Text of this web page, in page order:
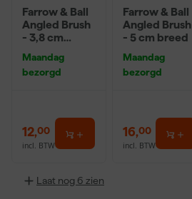
Farrow & Ball
Angled Brush
- 3,8 cm
Maandag
bezorgd
12,00
incl. BTW
Farrow & Ball
Angled Brush
- 5 cm breed
Maandag
bezorgd
16,00
incl. BTW
Laat nog 6 zien